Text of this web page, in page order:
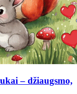
– džiaugsmo,